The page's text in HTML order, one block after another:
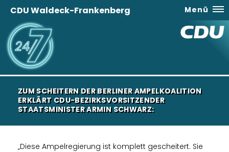
CDU Waldeck-Frankenberg Menü
ZUM SCHEITERN DER BERLINER AMPELKOALITION
ERKLÄRT CDU-BEZIRKSVORSITZENDER
STAATSMINISTER ARMIN SCHWARZ:
Diese Ampelregierung ist komplett gescheitert. Sie